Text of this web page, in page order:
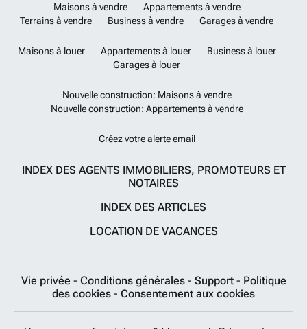
Maisons à vendre
Appartements à vendre
Terrains à vendre
Business à vendre Garages à vendre
Maisons à louer Appartements à louer
Business à louer
Garages à louer
Nouvelle construction: Maisons à vendre
Nouvelle construction: Appartements à vendre
Créez votre alerte email
INDEX DES AGENTS IMMOBILIERS, PROMOTEURS ET
NOTAIRES
INDEX DES ARTICLES
LOCATION DE VACANCES
Vie privée - Conditions générales - Support - Politique
des cookies - Consentement aux cookies